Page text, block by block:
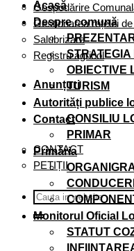
Gospodărire
Gestionarea rețelei
Salubrizare
Registru agricol
Anunțuri
Contact
CONTACT
PETIȚII
Acasă
Despre comună
STRATEGIA
OBIECTIVE
TURISM
Autorități publice
CONSILIU
PRIMAR
Primăria
Monitorul Oficial
STATUT